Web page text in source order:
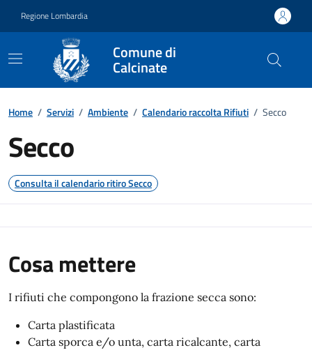
Regione Lombardia
Comune di
Calcinate
Dettaglio raccolta rifiuti
Home / Servizi / Ambiente / Calendario raccolta Rifiuti / Secco
Secco
Consulta il calendario ritiro Secco
Cosa mettere
I rifiuti che compongono la frazione secca sono:
Carta plastificata
Carta sporca e/o unta, carta ricalcante, carta